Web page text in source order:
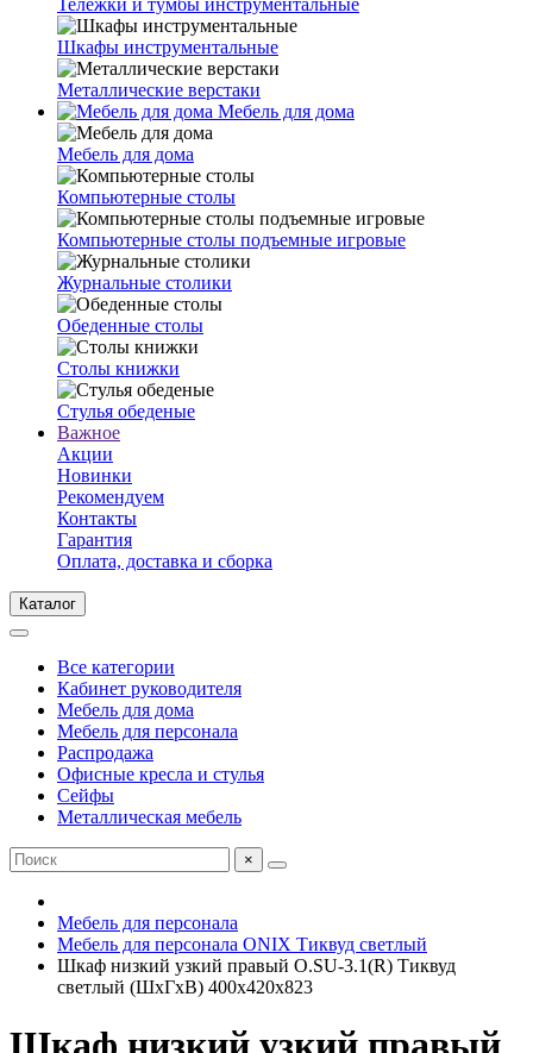
Тележки и тумбы инструментальные
Шкафы инструментальные
Металлические верстаки
Мебель для дома
Мебель для дома
Компьютерные столы
Компьютерные столы подъемные игровые
Журнальные столики
Обеденные столы
Столы книжки
Стулья обеденые
Важное
Акции
Новинки
Рекомендуем
Контакты
Гарантия
Оплата, доставка и сборка
Каталог
Все категории
Кабинет руководителя
Мебель для дома
Мебель для персонала
Распродажа
Офисные кресла и стулья
Сейфы
Металлическая мебель
×
Мебель для персонала
Мебель для персонала ONIX Тиквуд светлый
Шкаф низкий узкий правый O.SU-3.1(R) Тиквуд
светлый (ШхГхВ) 400х420х823